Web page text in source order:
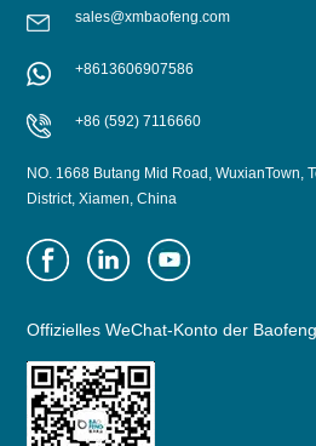
sales@xmbaofeng.com
+8613606907586
+86 (592) 7116660
NO. 1668 Butang Mid Road, WuxianTown,
District, Xiamen, China
Offizielles WeChat-Konto der